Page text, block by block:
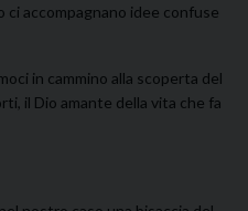
ci accompagnano idee confuse
in cammino alla scoperta del
il Dio amante della vita che fa